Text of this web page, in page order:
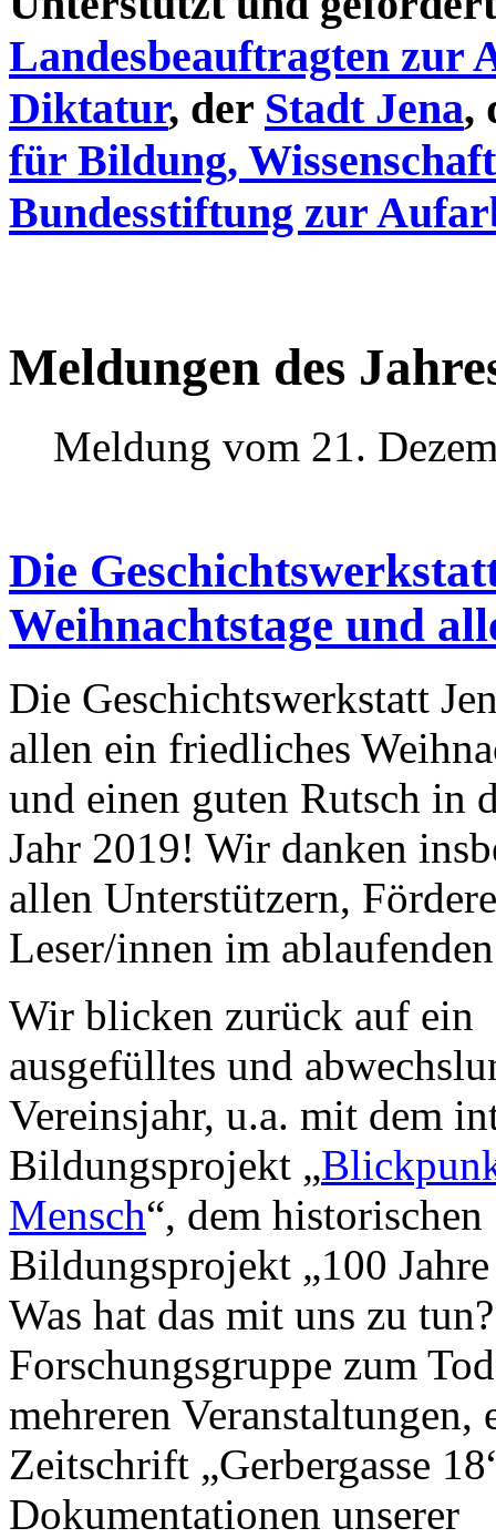
Landesbeauftragten zur
Diktatur, der Stadt Jena,
für Bildung,
Bundesstiftung zur
Meldungen des
Meldung vom 21.
Die
Weihnachtstage und
Die Geschichtswerkstatt
allen ein friedliches
und einen guten Rutsch in
Jahr 2019! Wir danken
allen Unterstützern,
Leser/innen im
Wir blicken zurück auf ein
ausgefülltes und
Vereinsjahr, u.a. mit dem
Bildungsprojekt „
Mensch“, dem historischen
Bildungsprojekt „100
Was hat das mit uns zu
Forschungsgruppe zum
mehreren
Zeitschrift „Gerbergasse
Dokumentationen unserer